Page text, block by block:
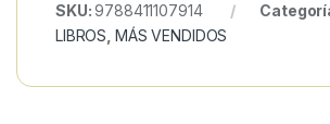
SKU:9788411107914
LIBROS MÁS VENDIDOS